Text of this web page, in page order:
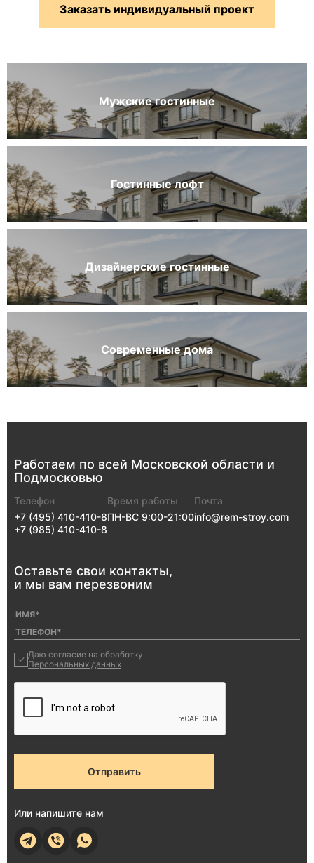
Заказать индивидуальный проект
Мужские гостинные
Гостинные лофт
Дизайнерские гостинные
Современные дома
Работаем по всей Московской области и
Подмосковью
Телефон
+7 (495) 410-410-8
+7 (985) 410-410-8
Почта
info@rem-stroy.com
Время работы
ПН-ВС 9:00-21:00
Оставьте свои контакты,
и мы вам перезвоним
Даю согласие на обработку
Персональных данных
Отправить
Или напишите нам